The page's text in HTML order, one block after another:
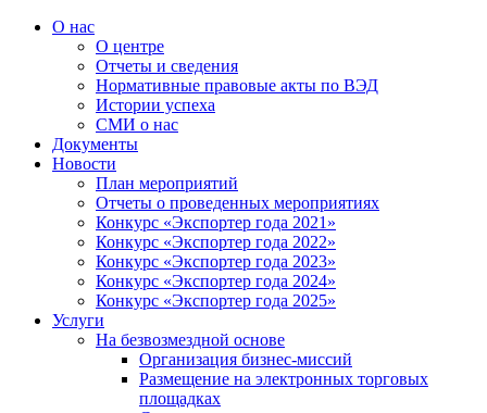
О нас
О центре
Отчеты и сведения
Нормативные правовые акты по ВЭД
Истории успеха
СМИ о нас
Документы
Новости
План мероприятий
Отчеты о проведенных мероприятиях
Конкурс «Экспортер года 2021»
Конкурс «Экспортер года 2022»
Конкурс «Экспортер года 2023»
Конкурс «Экспортер года 2024»
Конкурс «Экспортер года 2025»
Услуги
На безвозмездной основе
Организация бизнес-миссий
Размещение на электронных торговых
площадках